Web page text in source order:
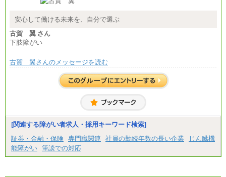
安心して働ける未来を、自分で選ぶ
古賀 翼 さん
下肢障がい
古賀 翼さんのメッセージを読む
[関連する障がい者求人・採用キーワード検索]
証券・金融・保険 専門職関連 社員の勤続年数の長い企業
じん臓機
能障がい 筆談での対応